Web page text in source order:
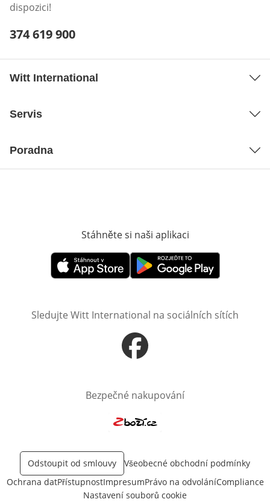
dispozici!
Telefonní číslo:
374 619 900
Witt International
Servis
Poradna
Stáhněte si naši aplikaci
Otevře v novém okněOtevře v novém okně
Sledujte Witt International na sociálních sítích
Otevře v novém okně
Bezpečné nakupování
Odstoupit od smlouvy
Všeobecné obchodní podmínky
Ochrana datPřístupnostImpresumPrávo na odvoláníCompliance
Nastavení souborů cookie